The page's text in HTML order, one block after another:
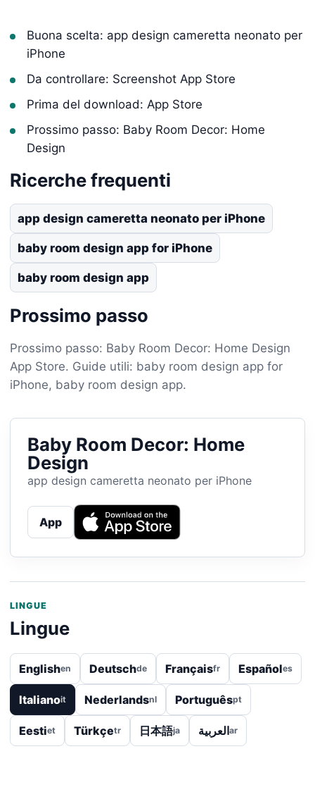
Buona scelta: app design cameretta neonato per
iPhone
Da controllare: Screenshot App Store
Prima del download: App Store
Prossimo passo: Baby Room Decor: Home
Design
Ricerche frequenti
app design cameretta neonato per iPhone
baby room design app for iPhone
baby room design app
Prossimo passo
Prossimo passo: Baby Room Decor: Home Design
App Store. Guide utili: baby room design app for
iPhone, baby room design app.
Baby Room Decor: Home
Design
app design cameretta neonato per iPhone
App
LINGUE
Lingue
Englishen Deutschde Françaisfr Españoles
Italianoit Nederlandsnl Portuguêspt
Eestiet Türkçetr 日本語ja العربيةar